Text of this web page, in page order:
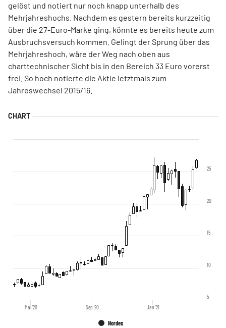
gelöst und notiert nur noch knapp unterhalb des
Mehrjahreshochs. Nachdem es gestern bereits kurzzeitig
über die 27-Euro-Marke ging, könnte es bereits heute zum
Ausbruchsversuch kommen. Gelingt der Sprung über das
Mehrjahreshoch, wäre der Weg nach oben aus
charttechnischer Sicht bis in den Bereich 33 Euro vorerst
frei. So hoch notierte die Aktie letztmals zum
Jahreswechsel 2015/16.
Nordex
Jan '21
Mai '20 Sep '20
5
10
15
20
25